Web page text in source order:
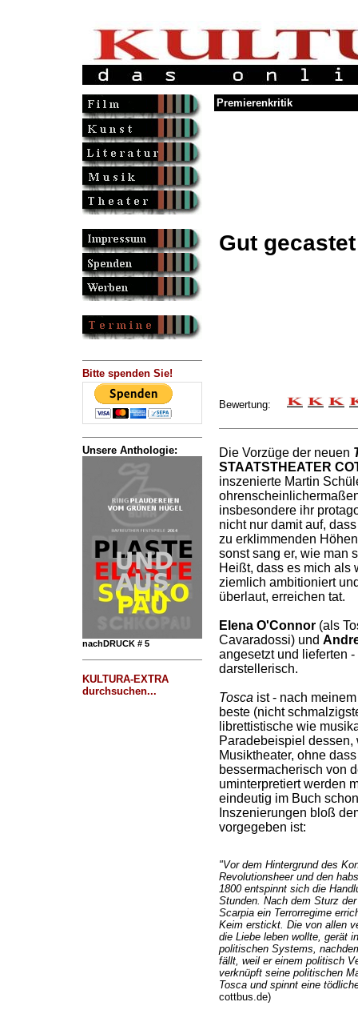
Bitte spenden Sie!
Unsere Anthologie:
nachDRUCK # 5
KULTURA-EXTRA
durchsuchen...
Premierenkritik
Gut gecastet
Bewertung:
Die Vorzüge der neuen
STAATSTHEATER
inszenierte Martin
insbesondere ihr
nicht nur damit auf,
zu erklimmenden
sonst sang er, wie man
Heißt, dass es mich als
ziemlich ambitioniert
überlaut, erreichen tat.
Elena O'Connor(als
Cavaradossi) und
angesetzt und lieferten
darstellerisch.
Tosca ist - nach
beste (nicht
librettistische wie
Paradebeispiel
Musiktheater, ohne
bessermacherisch von
uminterpretiert werden
eindeutig im Buch
Inszenierungen bloß
vorgegeben ist:
"Vor dem Hintergrund des
Revolutionsheer und den
1800 entspinnt sich die
Stunden. Nach dem Sturz
Scarpia ein Terrorregime
Keim erstickt. Die von allen
die Liebe leben wollte, gerät
politischen Systems,
fällt, weil er einem politisch
verknüpft seine politischen
Tosca und spinnt eine
cottbus.de)